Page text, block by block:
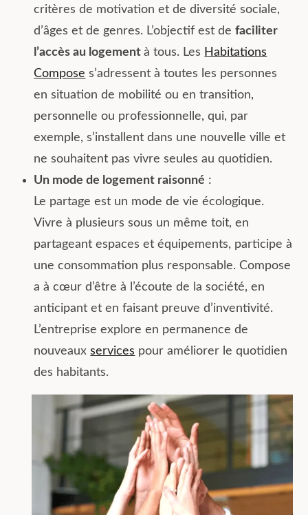
critères de motivation et de diversité sociale,
d’âges et de genres. L’objectif est defaciliter
l’accès au logementà tous. Les Habitations
Compose s’adressent à toutes les personnes
en situation de mobilité ou en transition,
personnelle ou professionnelle, qui, par
exemple, s’installent dans une nouvelle ville et
ne souhaitent pas vivre seules au quotidien.
Un mode de logement raisonné :
Le partage est un mode de vie écologique.
Vivre à plusieurs sous un même toit, en
partageant espaces et équipements, participe à
une consommation plus responsable. Compose
a à cœur d’être à l’écoute de la société, en
anticipant et en faisant preuve d’inventivité.
L’entreprise explore en permanence de
nouveauxservices pour améliorer le quotidien
des habitants.